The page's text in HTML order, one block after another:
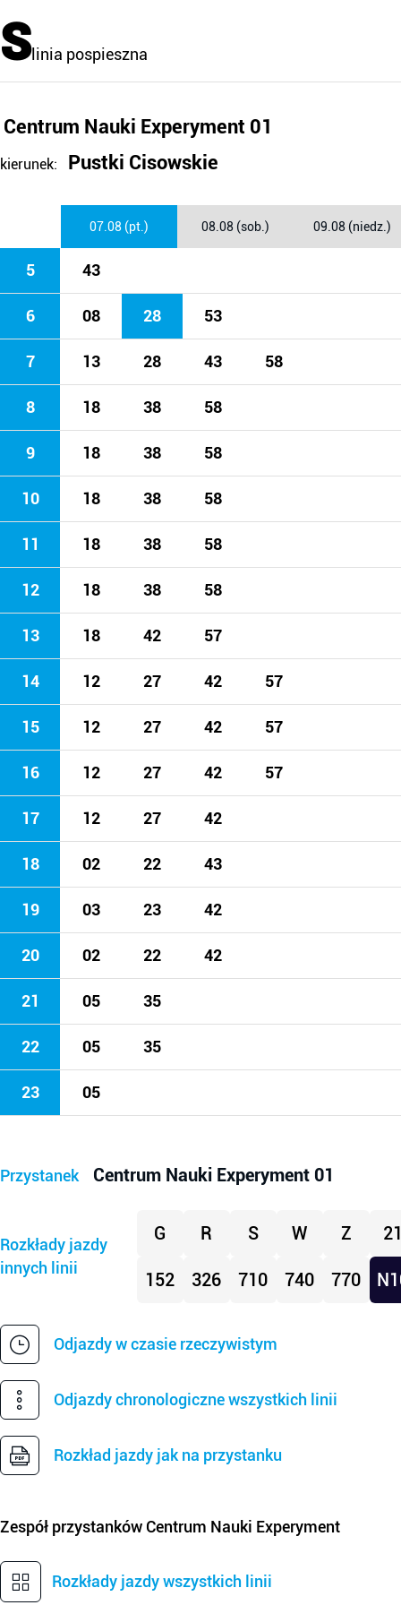
Slinia pospieszna
Centrum Nauki Experyment 01
kierunek: Pustki Cisowskie
07.08 (pt.) 08.08 (sob.) 09.08 (niedz.)
5 43
6 08 28 53
7 13 28 43 58
8 18 38 58
9 18 38 58
10 18 38 58
11 18 38 58
12 18 38 58
13 18 42 57
14 12 27 42 57
15 12 27 42 57
16 12 27 42 57
17 12 27 42
18 02 22 43
19 03 23 42
20 02 22 42
21 05 35
22 05 35
23 05
Przystanek Centrum Nauki Experyment 01
Rozkłady jazdy
innych linii
G R S W Z
152 326 710 740 770
Odjazdy w czasie rzeczywistym
Odjazdy chronologiczne wszystkich linii
Rozkład jazdy jak na przystanku
Zespół przystanków Centrum Nauki Experyment
Rozkłady jazdy wszystkich linii